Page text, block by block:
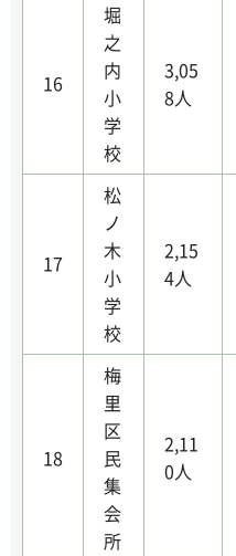
16
堀
之
内
小
学
校
3,05
8人
17
松
ノ
木
小
学
校
2,15
4人
18
梅
里
区
民
集
会
所
2,11
0人